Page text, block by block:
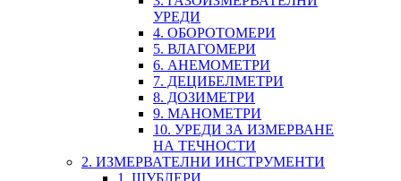
УРЕДИ
4. ОБОРОТОМЕРИ
5. ВЛАГОМЕРИ
6. АНЕМОМЕТРИ
7. ДЕЦИБЕЛМЕТРИ
8. ДОЗИМЕТРИ
9. МАНОМЕТРИ
10. УРЕДИ ЗА ИЗМЕРВАНЕ
НА ТЕЧНОСТИ
2. ИЗМЕРВАТЕЛНИ ИНСТРУМЕНТИ
1. ШУБЛЕРИ